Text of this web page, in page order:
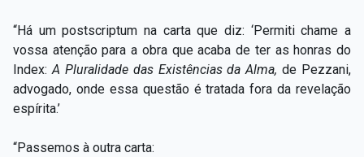
“Há um postscriptum na carta que diz: ‘Permiti chame a
vossa atenção para a obra que acaba de ter as honras do
Index: A Pluralidade das Existências da Alma,de Pezzani,
advogado, onde essa questão é tratada fora da revelação
espírita.’
“Passemos à outra carta: